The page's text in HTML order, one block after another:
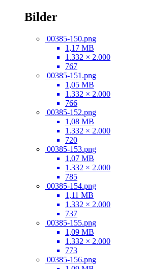
Bilder
00385-150.png
1,17 MB
1.332 × 2.000
767
00385-151.png
1,05 MB
1.332 × 2.000
766
00385-152.png
1,08 MB
1.332 × 2.000
720
00385-153.png
1,07 MB
1.332 × 2.000
785
00385-154.png
1,11 MB
1.332 × 2.000
737
00385-155.png
1,09 MB
1.332 × 2.000
773
00385-156.png